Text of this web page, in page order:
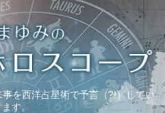
を西洋占星術で予言（?!）してい
ます。